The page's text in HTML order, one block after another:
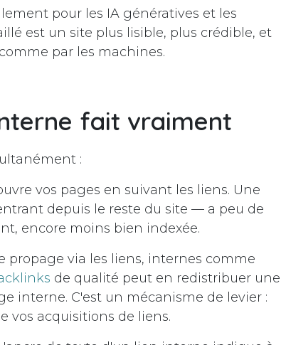
pour les IA génératives et les
est un site plus lisible, plus crédible, et
par les machines.
fait vraiment
:
vos pages en suivant les liens. Une
depuis le reste du site — a peu de
encore moins bien indexée.
propage via les liens, internes comme
de qualité peut en redistribuer une
interne. C'est un mécanisme de levier :
vos acquisitions de liens.